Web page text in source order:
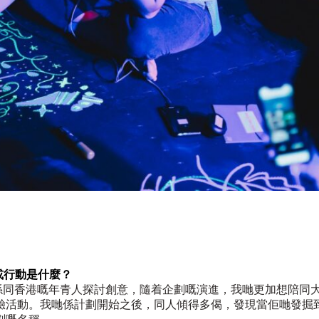
動是什麼？
香港嘅年青人探討創意，隨着企劃嘅演進，我哋更加想陪同
動。我哋係計劃開始之後，同人傾得多偈，發現當佢哋發掘